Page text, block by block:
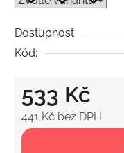
Dostupnost
Kód:
533 Kč
441 Kč bez DPH
Měrná cena: